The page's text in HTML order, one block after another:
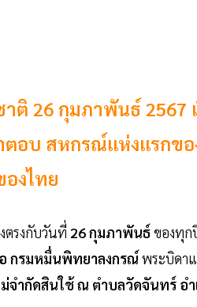
ติ 26 กุมภาพันธ์ 2567
อบ สหกรณ์แห่งแรกข
งไทย
ตรงกับวันที่ 26 กุมภาพันธ์ของทุก
กรมหมื่นพิทยาลงกรณ์ พระบิดา
จำกัดสินใช้ณ ตำบลวัดจันทร์ อ